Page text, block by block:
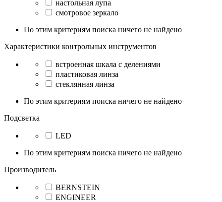
настольная лупа
смотровое зеркало
По этим критериям поиска ничего не найдено
Характеристики контрольных инструментов
встроенная шкала с делениями
пластиковая линза
стеклянная линза
По этим критериям поиска ничего не найдено
Подсветка
LED
По этим критериям поиска ничего не найдено
Производитель
BERNSTEIN
ENGINEER